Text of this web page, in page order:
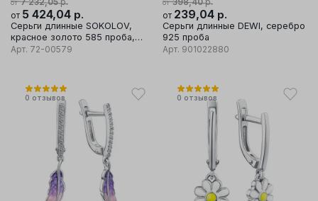
от 7 232,05
от 5 424,04 р.
Серьги длинные SOKOLOV,
красное золото 585 проба,
вставка бриллиант/изумруд/
Арт. 72-00579
от 398,40
от 239,04 р.
Серьги длинные DEWI, серебро
925 проба
Арт. 901022880
0 отзывов 0 отзывов